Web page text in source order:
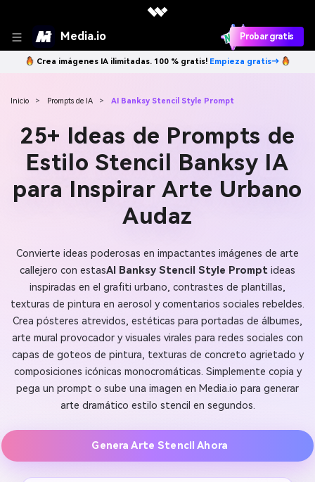
Media.io Probar gratis
Crea imágenes IA ilimitadas. 100 % gratis! Empieza gratis→
Inicio > Prompts de IA > AI Banksy Stencil Style Prompt
25+ Ideas de Prompts de
Estilo Stencil Banksy IA
para Inspirar Arte Urbano
Audaz
Convierte ideas poderosas en impactantes imágenes de arte
callejero con estasAI Banksy Stencil Style Prompt ideas
inspiradas en el grafiti urbano, contrastes de plantillas,
texturas de pintura en aerosol y comentarios sociales rebeldes.
Crea pósteres atrevidos, estéticas para portadas de álbumes,
arte mural provocador y visuales virales para redes sociales con
capas de goteos de pintura, texturas de concreto agrietado y
composiciones icónicas monocromáticas. Simplemente copia y
pega un prompt o sube una imagen en Media.io para generar
arte dramático estilo stencil en segundos.
Genera Arte Stencil Ahora